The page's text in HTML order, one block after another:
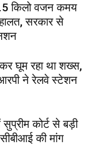
किलो वजन कमय
सरकार से
घूम रहा था शख्स,
ने रेलवे स्टेशन
सुप्रीम कोर्ट से बड़ी
की मांग